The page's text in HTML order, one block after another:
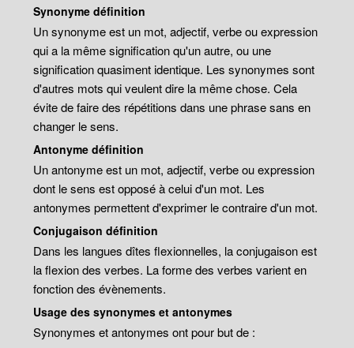
Synonyme définition
Un synonyme est un mot, adjectif, verbe ou expression
qui a la même signification qu'un autre, ou une
signification quasiment identique. Les synonymes sont
d'autres mots qui veulent dire la même chose. Cela
évite de faire des répétitions dans une phrase sans en
changer le sens.
Antonyme définition
Un antonyme est un mot, adjectif, verbe ou expression
dont le sens est opposé à celui d'un mot. Les
antonymes permettent d'exprimer le contraire d'un mot.
Conjugaison définition
Dans les langues dîtes flexionnelles, la conjugaison est
la flexion des verbes. La forme des verbes varient en
fonction des évènements.
Usage des synonymes et antonymes
Synonymes et antonymes ont pour but de :